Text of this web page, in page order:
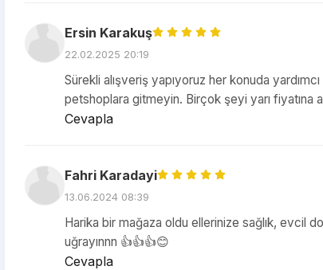
Ersin Karakuş
22.02.2025 20:19
Sürekli alışveriş yapıyoruz her konuda
petshoplara gitmeyin. Birçok şeyi yarı fiyatına
Cevapla
Fahri Karadayi
13.06.2024 08:39
Harika bir mağaza oldu ellerinize sağlık, evcil
uğrayınnn 👍👍👍😊
Cevapla